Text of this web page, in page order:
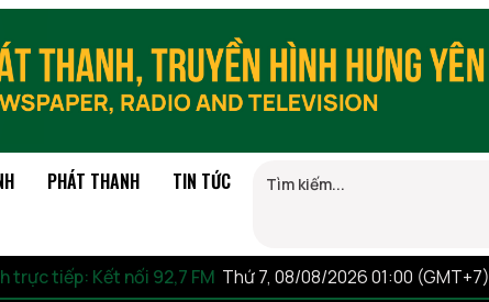
PHÁT THANH TIN TỨC
trực tiếp: Kết nối 92,7 FM Thứ 7, 08/08/2026 01:00 (GMT+7)